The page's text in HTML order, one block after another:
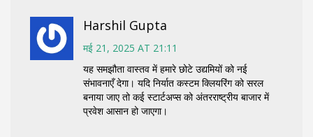
Harshil Gupta
मई 21, 2025 AT 21:11
यह समझौता वास्तव में हमारे छोटे उद्यमियों को नई
संभावनाएँ देगा। यदि निर्यात कस्टम क्लियरिंग को सरल
बनाया जाए तो कई स्टार्टअप्स को अंतरराष्ट्रीय बाजार में
प्रवेश आसान हो जाएगा।